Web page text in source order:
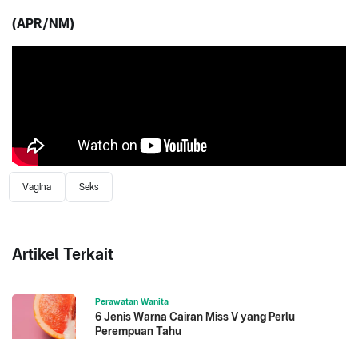
(APR/NM)
Vagina Seks
Artikel Terkait
Perawatan Wanita
6 Jenis Warna Cairan Miss V yang Perlu
Perempuan Tahu